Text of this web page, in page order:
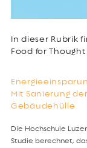
In dieser Rubrik
Food for
Mit Sanierung
Gebäudehülle
Die Hochschule
Studie berechnet,